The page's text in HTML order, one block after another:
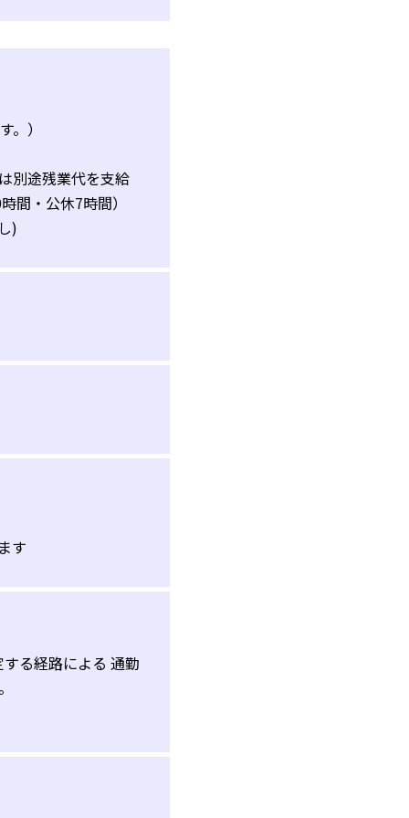
）
別途残業代を支給
間・公休7時間）
)
す
る経路による 通勤